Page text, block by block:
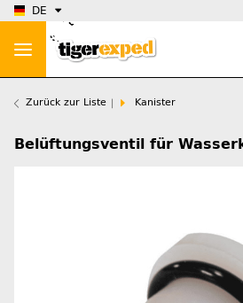
DE
Zurück zur Liste Kanister
Belüftungsventil für